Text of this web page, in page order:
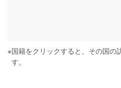
※国籍をクリックすると、その国の
す。